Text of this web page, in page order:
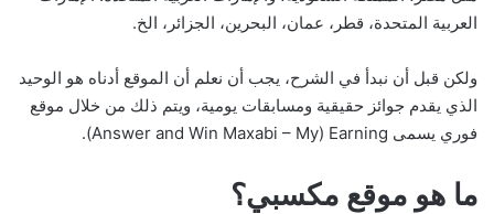
العربية المتحدة، قطر، عمان، البحرين، الجزائر، الخ.
ولكن قبل أن نبدأ في الشرح، يجب أن نعلم أن الموقع أدناه هو الوحيد
الذي يقدم جوائز حقيقية ومسابقات يومية، ويتم ذلك من خلال موقع
فوري يسمى Answer and Win Maxabi – My) Earning).
ما هو موقع مكسبي؟